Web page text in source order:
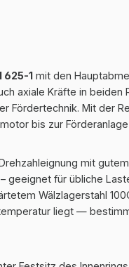
625-1 mit den
axiale Kräfte in beiden
Fördertechnik. Mit der
bis zur Förderanlage
mit
geeignet für übliche
Wälzlagerstahl
liegt —